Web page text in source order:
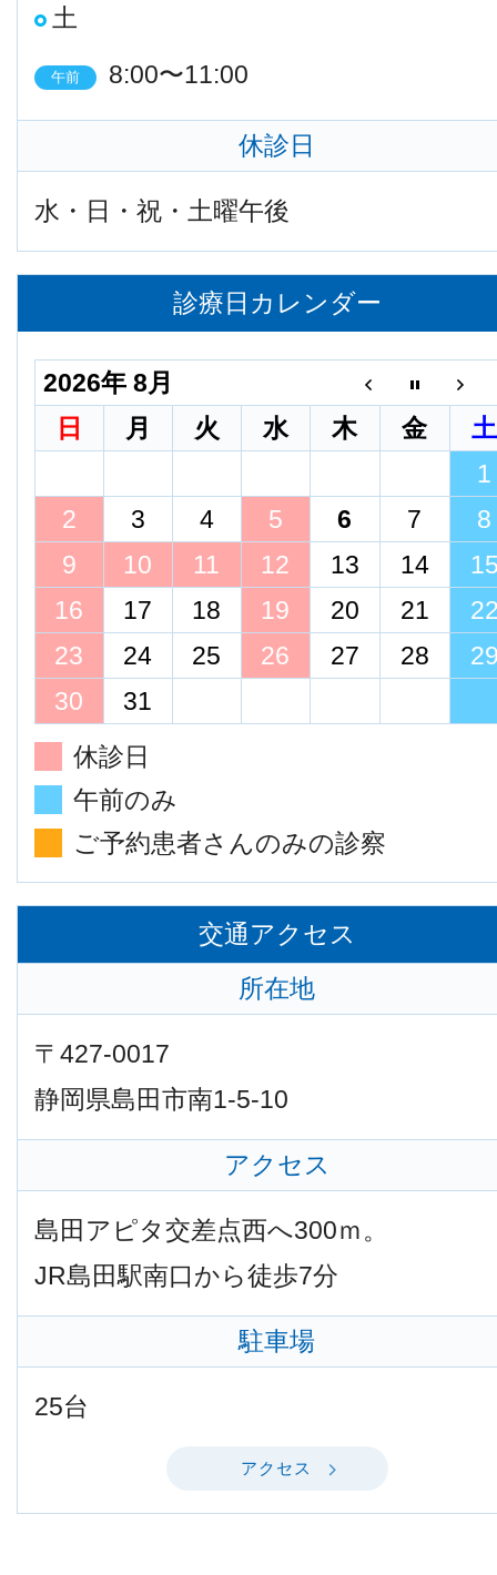
土
午前 8:00〜11:00
休診日
水・日・祝・土曜午後
診療日カレンダー
2026年 8月
日
月 火 水 木 金
土
1
2
3 4 5 6 7
8
9
10 11 12 13 14
16
17 18 19 20 21
23
24 25 26 27 28
30
31
休診日
午前のみ
ご予約患者さんのみの診察
交通アクセス
所在地
〒427-0017
静岡県島田市南1-5-10
アクセス
島田アピタ交差点西へ300ｍ。
JR島田駅南口から徒歩7分
駐車場
25台
アクセス